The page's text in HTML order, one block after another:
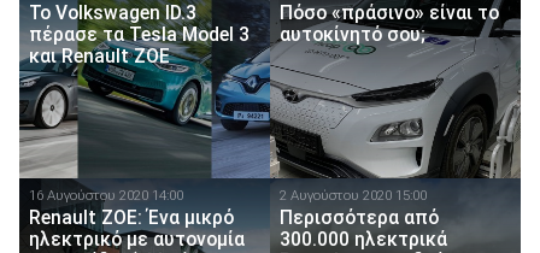
Το Volkswagen ID.3
πέρασε τα Tesla Model 3
και Renault ZOE
Πόσο «πράσινο» είναι το
αυτοκίνητό σου;
16 Αυγούστου 2020 14:00
Renault ZOE: Ένα μικρό
ηλεκτρικό με αυτονομία
2 Αυγούστου 2020 15:00
Περισσότερα από
300.000 ηλεκτρικά